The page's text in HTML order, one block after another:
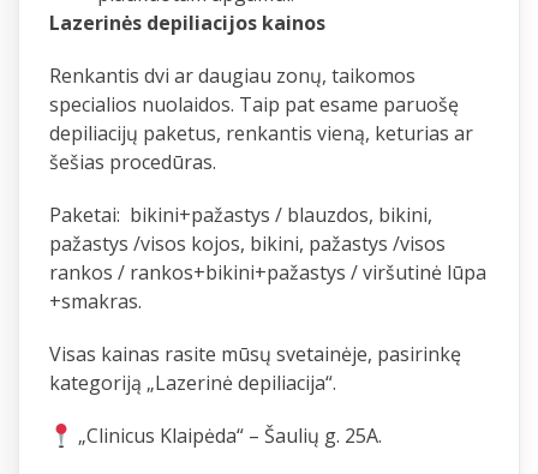
Lazerinės depiliacijos kainos
Renkantis dvi ar daugiau zonų, taikomos
specialios nuolaidos. Taip pat esame paruošę
depiliacijų paketus, renkantis vieną, keturias ar
šešias procedūras.
Paketai: bikini+pažastys / blauzdos, bikini,
pažastys /visos kojos, bikini, pažastys /visos
rankos / rankos+bikini+pažastys / viršutinė lūpa
+smakras.
Visas kainas rasite mūsų svetainėje, pasirinkę
kategoriją „Lazerinė depiliacija“.
„Clinicus Klaipėda“ – Šaulių g. 25A.